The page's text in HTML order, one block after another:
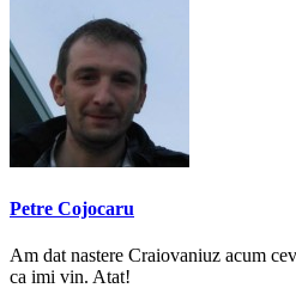
Petre Cojocaru
Am dat nastere Craiovaniuz acum
ca imi vin. Atat!